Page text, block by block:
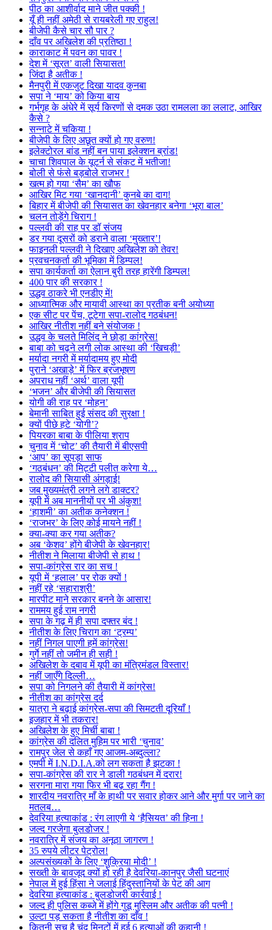
पीठ का आशीर्वाद माने जीत पक्की !
यूँ ही नहीं अमेठी से रायबरेली गए राहुल!
बीजेपी कैसे चार सौ पार ?
दाँव पर अखिलेश की प्रतिष्ठा !
काराकाट में पवन का पावर !
देश में ‘सूरत’ वाली सियासत!
जिंदा है अतीक !
मैनपुरी में एकजुट दिखा यादव कुनबा
सपा ने ‘माय’ को किया बाय
गर्भगृह के अंधेरे में सूर्य किरणों से दमक उठा रामलला का ललाट, आखिर
कैसे ?
सन्नाटे में चकिया !
बीजेपी के लिए अछूत क्यों हो गए वरुण!
इलेक्टोरल बांड नहीं बन पाया इलेक्शन ब्रांड!
चाचा शिवपाल के यूटर्न से संकट में भतीजा!
बोली से फंसे बड़बोले राजभर !
खत्म हो गया ‘सैम’ का खौफ
आखिर मिट गया ‘खानदानी’ कुनबे का दाग!
बिहार में बीजेपी की सियासत का खेवनहार बनेगा ‘भूरा बाल’
चलन तोड़ेंगे चिराग !
पल्लवी की राह पर डॉ संजय
डर गया दूसरों को डराने वाला ‘मुख्तार’!
फाइनली पल्लवी ने दिखाए अखिलेश को तेवर!
प्रवचनकर्ता की भूमिका में डिम्पल!
सपा कार्यकर्ता का ऐलान बुरी तरह हारेंगी डिम्पल!
400 पार की सरकार !
उद्धव ठाकरे भी एनडीए में!
आध्यात्मिक और मायावी आस्था का प्रतीक बनी अयोध्या
एक सीट पर पेंच, टूटेगा सपा-रालोद गठबंधन!
आखिर नीतीश नहीं बने संयोजक !
उद्धव के चलते मिलिंद ने छोड़ा कांग्रेस!
बाबा को चढ़ने लगी लोक आस्था की ‘खिचड़ी’
मर्यादा नगरी में मर्यादामय हुए मोदी
पुराने ‘अखाड़े’ में फिर ब्रजभूषण
अपराध नहीं ‘अर्थ’ वाला यूपी
‘भजन’ और बीजेपी की सियासत
योगी की राह पर ‘मोहन’
बेमानी साबित हुई संसद की सुरक्षा !
क्यों पीछे हटे ‘योगी’?
पियरका बाबा के पीलिया श्राप
चुनाव में ‘चोट’ की तैयारी में बीएसपी
‘आप’ का सूपड़ा साफ
‘गठबंधन’ की मिट्टी पलीत करेगा ये…
रालोद की सियासी अंगड़ाई!
जब मुख्यमंत्री लगने लगे डाक्टर?
यूपी में अब माननीयों पर भी अंकुश!
‘हाशमी’ का अतीक कनेक्शन !
‘राजभर’ के लिए कोई मायने नहीं !
क्या-क्या कर गया अतीक?
अब ‘केशव’ होंगे बीजेपी के खेवनहार!
नीतीश ने मिलाया बीजेपी से हाथ !
सपा-कांग्रेस रार का सच !
यूपी में ‘हलाल’ पर रोक क्यों !
नहीं रहे ‘सहाराश्री’
मारपीट माने सरकार बनने के आसार!
राममय हुई राम नगरी
सपा के गढ़ में ही सपा दफ्तर बंद !
नीतीश के लिए चिराग का ‘ट्रम्प’
नहीं निगल पाएगी हमें कांग्रेस!
गुर्गे नहीं तो जमीन ही सही !
अखिलेश के दबाव में यूपी का मंत्रिमंडल विस्तार!
नहीं जाएँगे दिल्ली…
सपा को निगलने की तैयारी में कांग्रेस!
नीतीश का कांग्रेस दर्द
यात्रा ने बढ़ाई कांग्रेस-सपा की सिमटती दूरियाँ !
इजहार में भी तकरार!
अखिलेश के हुए मिर्ची बाबा !
कांग्रेस की दलित मुहिम पर भारी ‘चुनाव’
रामपुर जेल से कहाँ गए आजम-अब्दुल्ला?
एमपी में I.N.D.I.A.को लग सकता है झटका !
सपा-कांग्रेस की रार ने डाली गठबंधन में दरार!
सरगना मारा गया फिर भी बढ़ रहा गैंग !
शारदीय नवरात्रि माँ के हाथी पर सवार होकर आने और मुर्गा पर जाने का
मतलब…
देवरिया हत्याकांड : रंग लाएगी ये ‘हैसियत’ की हिना !
जल्द गरजेगा बुलडोजर !
नवरात्रि में संजय का अनूठा जागरण !
35 रुपये लीटर पेट्रोल!
अल्पसंख्यकों के लिए ‘शुक्रिया मोदी’ !
सख्ती के बावजूद क्यों हो रही है देवरिया-कानपुर जैसी घटनाएं
नेपाल में हुई हिंसा ने जलाई हिंदुस्तानियों के पेट की आग
देवरिया हत्याकांड : बुलडोजरी कार्रवाई !
जल्द ही पुलिस कब्जे में होंगे गुडू मुस्लिम और अतीक की पत्नी !
उल्टा पड़ सकता है नीतीश का दाँव !
कितनी सच है चंद मिनटों में हुई 6 हत्याओं की कहानी !